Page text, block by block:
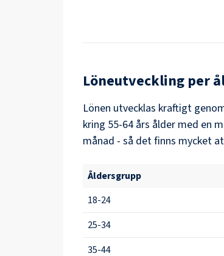
Löneutveckling per
Lönen utvecklas kraftigt
kring 55-64 års ålder med en
månad - så det finns mycket
Åldersgrupp
18-24
25-34
35-44